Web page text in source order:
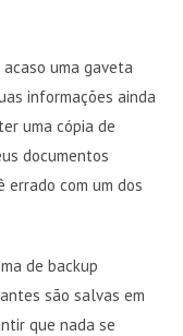
uma gaveta
informações ainda
uma cópia de
documentos
errado com um dos
de backup
são salvas em
que nada se